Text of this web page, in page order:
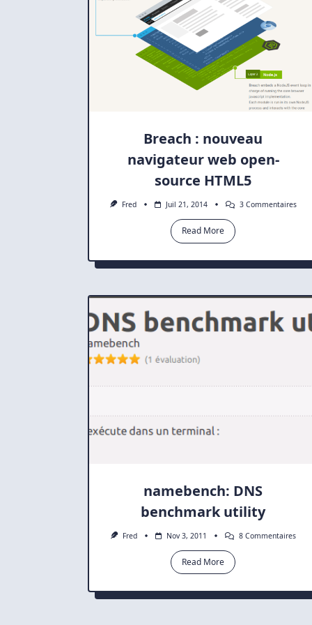
Breach : nouveau
navigateur web open-
source HTML5
Fred Juil 21, 2014 3 CommentairesSur
Read More
namebench: DNS
benchmark utility
Fred Nov 3, 2011 8 CommentairesSur
Read More